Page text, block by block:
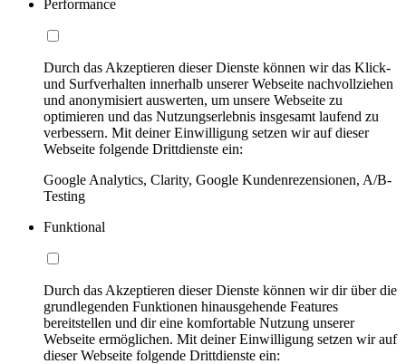
Performance
Durch das Akzeptieren dieser Dienste können wir das Klick-
und Surfverhalten innerhalb unserer Webseite nachvollziehen
und anonymisiert auswerten, um unsere Webseite zu
optimieren und das Nutzungserlebnis insgesamt laufend zu
verbessern. Mit deiner Einwilligung setzen wir auf dieser
Webseite folgende Drittdienste ein:
Google Analytics, Clarity, Google Kundenrezensionen, A/B-
Testing
Funktional
Durch das Akzeptieren dieser Dienste können wir dir über die
grundlegenden Funktionen hinausgehende Features
bereitstellen und dir eine komfortable Nutzung unserer
Webseite ermöglichen. Mit deiner Einwilligung setzen wir auf
dieser Webseite folgende Drittdienste ein: